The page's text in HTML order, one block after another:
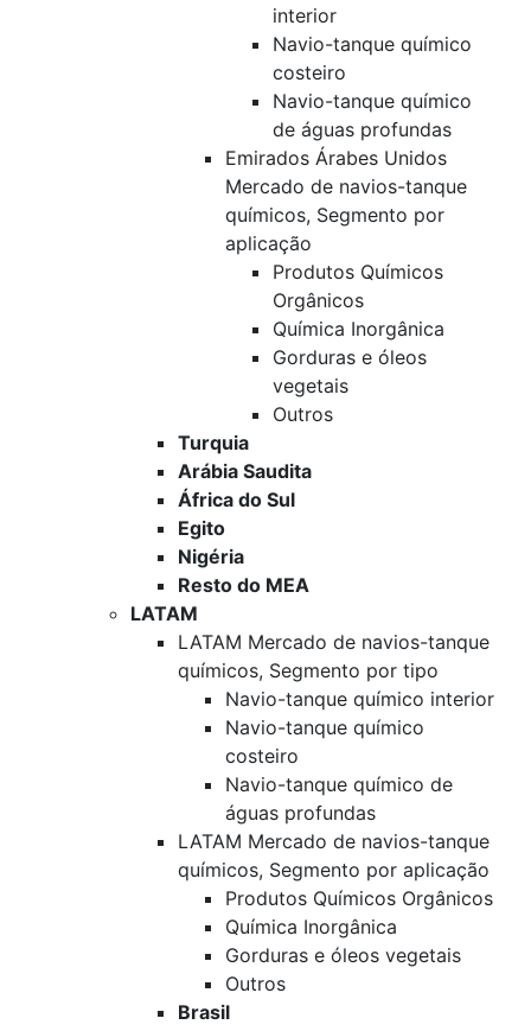
interior
Navio-tanque químico
costeiro
Navio-tanque químico
de águas profundas
Emirados Árabes Unidos
Mercado de navios-tanque
químicos, Segmento por
aplicação
Produtos Químicos
Orgânicos
Química Inorgânica
Gorduras e óleos
vegetais
Outros
Turquia
Arábia Saudita
África do Sul
Egito
Nigéria
Resto do MEA
LATAM
LATAM Mercado de navios-tanque
químicos, Segmento por tipo
Navio-tanque químico interior
Navio-tanque químico
costeiro
Navio-tanque químico de
águas profundas
LATAM Mercado de navios-tanque
químicos, Segmento por aplicação
Produtos Químicos Orgânicos
Química Inorgânica
Gorduras e óleos vegetais
Outros
Brasil